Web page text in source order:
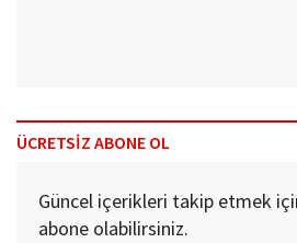
ÜCRETSİZ ABONE OL
Güncel içerikleri takip etmek
abone olabilirsiniz.